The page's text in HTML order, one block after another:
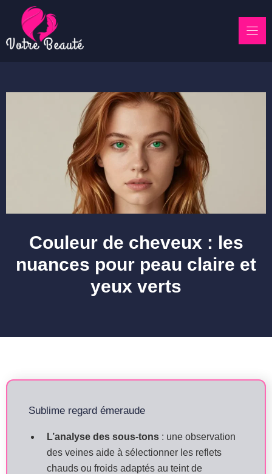
content
Couleur de cheveux : les
nuances pour peau claire et
yeux verts
Sublime regard émeraude
L’analyse des sous-tons : une observation
des veines aide à sélectionner les reflets
chauds ou froids adaptés au teint de